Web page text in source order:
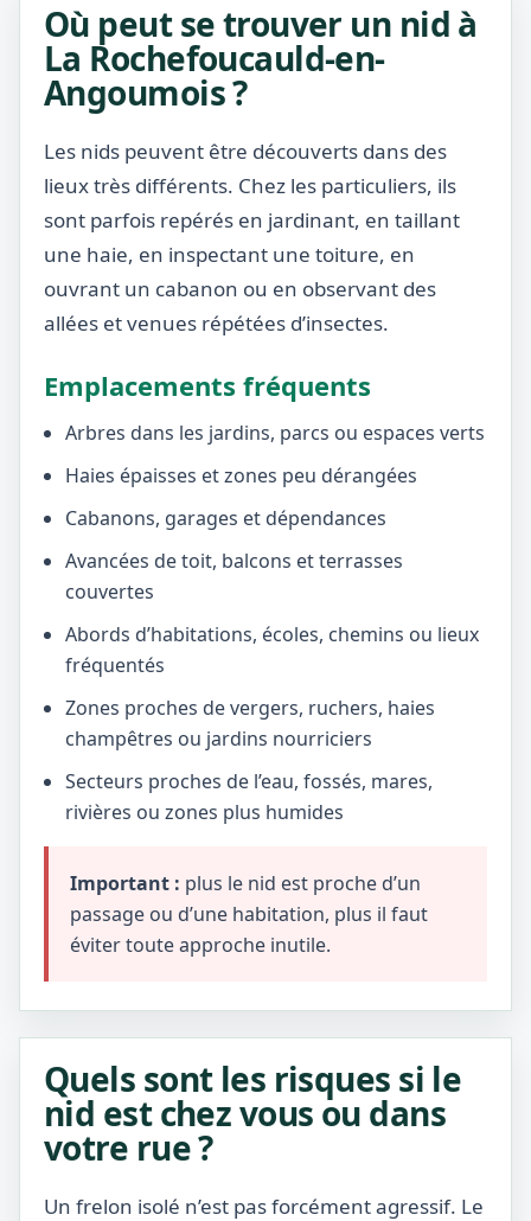
Où peut se trouver un nid à
La Rochefoucauld-en-
Angoumois ?
Les nids peuvent être découverts dans des
lieux très différents. Chez les particuliers, ils
sont parfois repérés en jardinant, en taillant
une haie, en inspectant une toiture, en
ouvrant un cabanon ou en observant des
allées et venues répétées d’insectes.
Emplacements fréquents
Arbres dans les jardins, parcs ou espaces verts
Haies épaisses et zones peu dérangées
Cabanons, garages et dépendances
Avancées de toit, balcons et terrasses
couvertes
Abords d’habitations, écoles, chemins ou lieux
fréquentés
Zones proches de vergers, ruchers, haies
champêtres ou jardins nourriciers
Secteurs proches de l’eau, fossés, mares,
rivières ou zones plus humides
Important : plus le nid est proche d’un
passage ou d’une habitation, plus il faut
éviter toute approche inutile.
Quels sont les risques si le
nid est chez vous ou dans
votre rue ?
Un frelon isolé n’est pas forcément agressif. Le